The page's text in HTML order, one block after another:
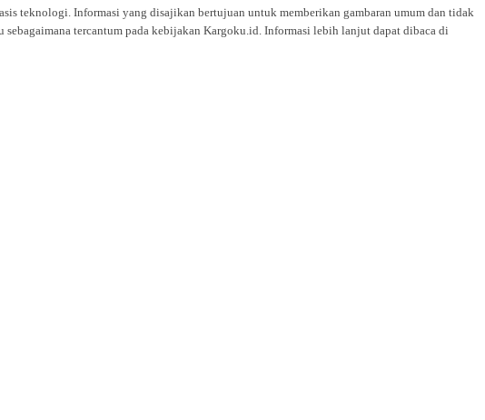
teknologi. Informasi yang disajikan bertujuan untuk memberikan gambaran umum dan tidak
tercantum pada kebijakan Kargoku.id. Informasi lebih lanjut dapat dibaca di